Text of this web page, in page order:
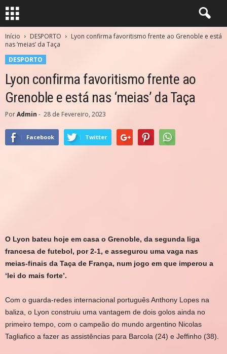
Início DESPORTO
Lyon confirma favoritismo frente ao Grenoble e está
nas ‘meias’ da Taça
DESPORTO
Lyon confirma favoritismo frente ao
Grenoble e está nas ‘meias’ da Taça
PorAdmin - 28 de Fevereiro, 2023
Facebook Twitter
O Lyon bateu hoje em casa o Grenoble, da segunda liga
francesa de futebol, por 2-1, e assegurou uma vaga nas
meias-finais da Taça de França, num jogo em que imperou a
‘lei do mais forte’.
Com o guarda-redes internacional português Anthony Lopes na
baliza, o Lyon construiu uma vantagem de dois golos ainda no
primeiro tempo, com o campeão do mundo argentino Nicolas
Tagliafico a fazer as assistências para Barcola (24) e Jeffinho (38).